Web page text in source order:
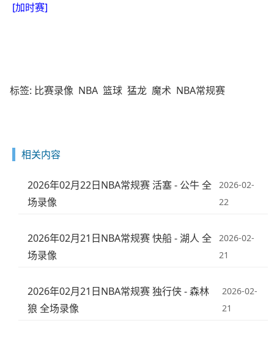
[加时赛]
标签: 比赛录像 NBA 篮球 猛龙 魔术 NBA常规赛
相关内容
2026年02月22日NBA常规赛 活塞 - 公牛 全
场录像
2026-02-
22
2026年02月21日NBA常规赛 快船 - 湖人 全
场录像
2026-02-
21
2026年02月21日NBA常规赛 独行侠 - 森林
狼 全场录像
2026-02-
21